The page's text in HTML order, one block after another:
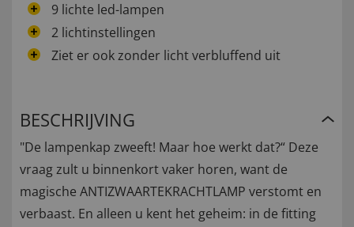
9 lichte led-lampen
2 lichtinstellingen
Ziet er ook zonder licht verbluffend uit
BESCHRIJVING
"De lampenkap zweeft! Maar hoe werkt dat?“ Deze
vraag zult u binnenkort vaker horen, want de
magische ANTIZWAARTEKRACHTLAMP verstomt en
verbaast. En alleen u kent het geheim: in de fitting